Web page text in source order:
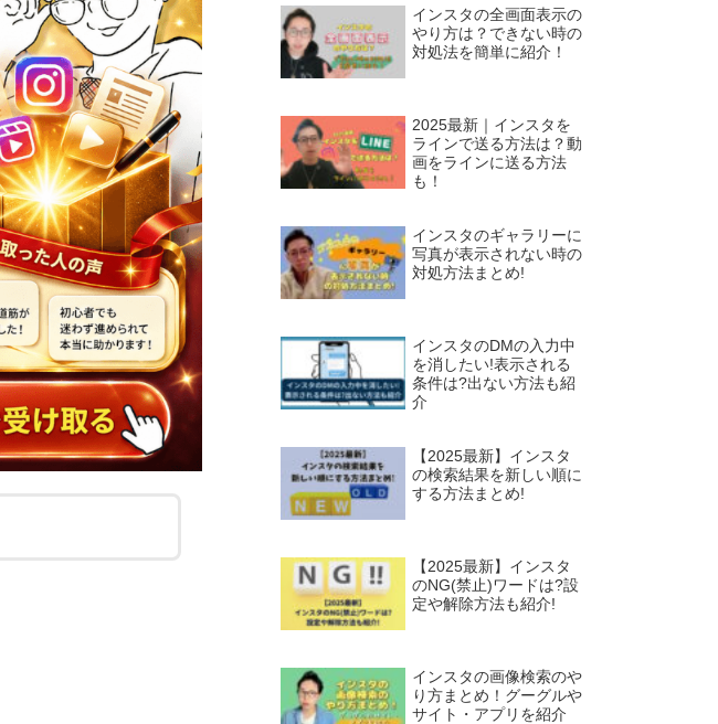
インスタの全画面表示の
やり方は？できない時の
対処法を簡単に紹介！
2025最新｜インスタを
ラインで送る方法は？動
画をラインに送る方法
も！
インスタのギャラリーに
写真が表示されない時の
対処方法まとめ!
インスタのDMの入力中
を消したい!表示される
条件は?出ない方法も紹
介
【2025最新】インスタ
の検索結果を新しい順に
する方法まとめ!
【2025最新】インスタ
のNG(禁止)ワードは?設
定や解除方法も紹介!
インスタの画像検索のや
り方まとめ！グーグルや
サイト・アプリを紹介